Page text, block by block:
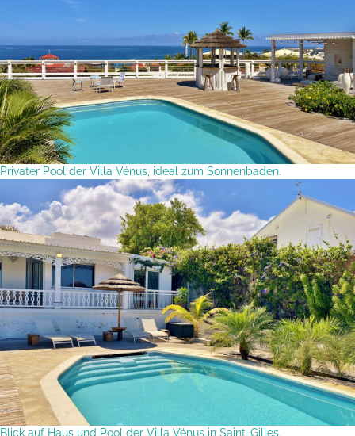
Privater Pool der Villa Vénus, ideal zum Sonnenbaden.
Blick auf Haus und Pool der Villa Vénus in Saint-Gilles.